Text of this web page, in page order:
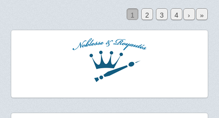
1 2 3 4 › »